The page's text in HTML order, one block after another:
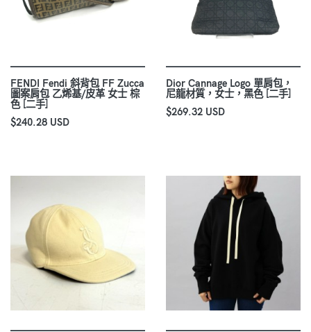
FENDI Fendi 斜背包 FF Zucca
圖案肩包 乙烯基/皮革 女士 棕
色 [二手]
$240.28 USD
Dior Cannage Logo 單肩包，
尼龍材質，女士，黑色 [二手]
$269.32 USD